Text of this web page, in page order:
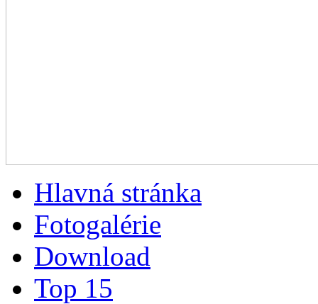
Hlavná stránka
Fotogalérie
Download
Top 15